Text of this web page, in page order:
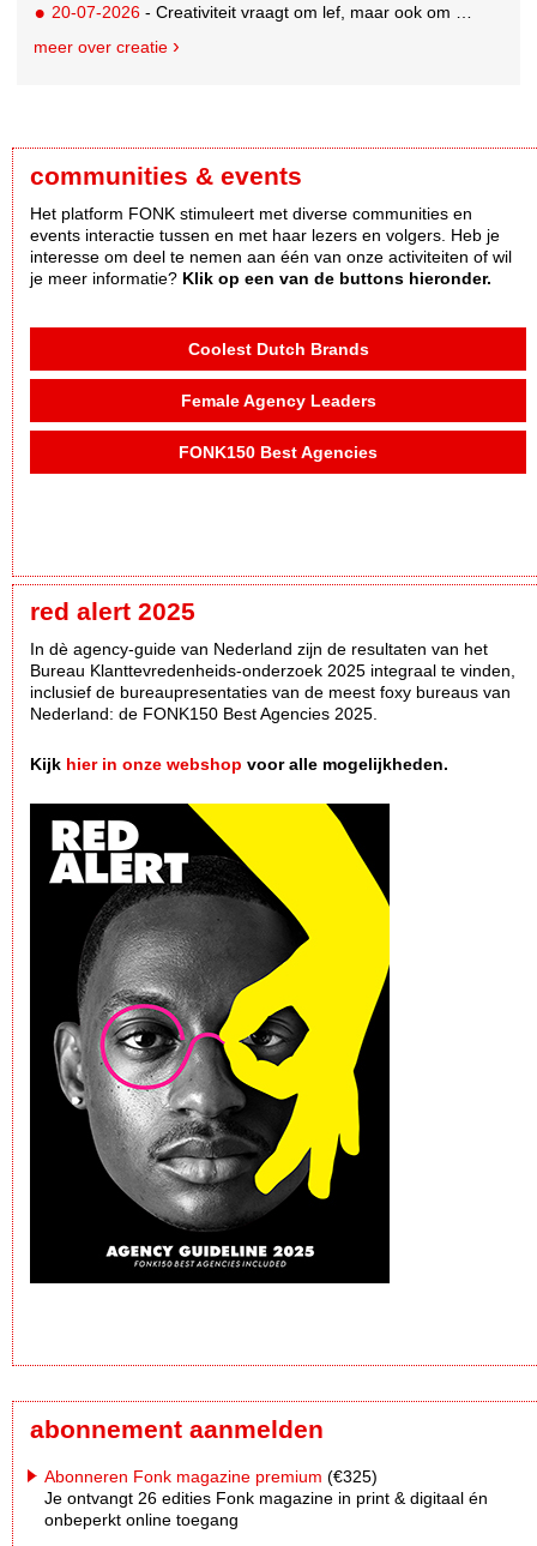
20-07-2026 - Creativiteit vraagt om lef, maar ook om een plan voor als het misgaat
meer over creatie
communities & events
Het platform FONK stimuleert met diverse communities en
events interactie tussen en met haar lezers en volgers. Heb je
interesse om deel te nemen aan één van onze activiteiten of wil
je meer informatie? Klik op een van de buttons hieronder.
Coolest Dutch Brands
Female Agency Leaders
FONK150 Best Agencies
red alert 2025
In dè agency-guide van Nederland zijn de resultaten van het
Bureau Klanttevredenheids-onderzoek 2025 integraal te vinden,
inclusief de bureaupresentaties van de meest foxy bureaus van
Nederland: de FONK150 Best Agencies 2025.
Kijk hier in onze webshop voor alle mogelijkheden.
abonnement aanmelden
Abonneren Fonk magazine premium (€325)
Je ontvangt 26 edities Fonk magazine in print & digitaal én
onbeperkt online toegang